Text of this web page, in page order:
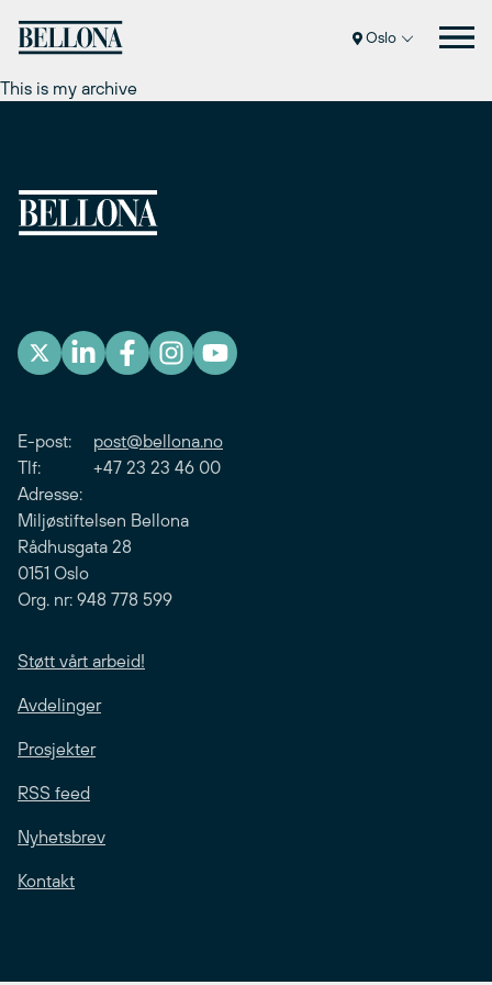
Oslo
This is my archive
E-post: post@bellona.no
Tlf: +47 23 23 46 00
Adresse:
Miljøstiftelsen Bellona
Rådhusgata 28
0151 Oslo
Org. nr: 948 778 599
Støtt vårt arbeid!
Avdelinger
Prosjekter
RSS feed
Nyhetsbrev
Kontakt